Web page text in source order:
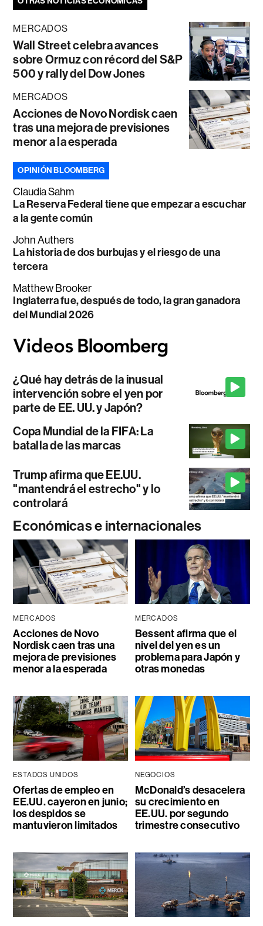
MERCADOS
Wall Street celebra avances
sobre Ormuz con récord del S&P
500 y rally del Dow Jones
MERCADOS
Acciones de Novo Nordisk caen
tras una mejora de previsiones
menor a la esperada
OPINIÓN BLOOMBERG
Claudia Sahm
La Reserva Federal tiene que empezar a escuchar
a la gente común
John Authers
La historia de dos burbujas y el riesgo de una
tercera
Matthew Brooker
Inglaterra fue, después de todo, la gran ganadora
del Mundial 2026
¿Qué hay detrás de la inusual
intervención sobre el yen por
parte de EE. UU. y Japón?
Copa Mundial de la FIFA: La
batalla de las marcas
Trump afirma que EE.UU.
"mantendrá el estrecho" y lo
controlará
Económicas e internacionales
MERCADOS
Acciones de Novo
Nordisk caen tras una
mejora de previsiones
menor a la esperada
MERCADOS
Bessent afirma que el
nivel del yen es un
problema para Japón y
otras monedas
ESTADOS UNIDOS
Ofertas de empleo en
EE.UU. cayeron en junio;
los despidos se
mantuvieron limitados
NEGOCIOS
McDonald’s desacelera
su crecimiento en
EE.UU. por segundo
trimestre consecutivo